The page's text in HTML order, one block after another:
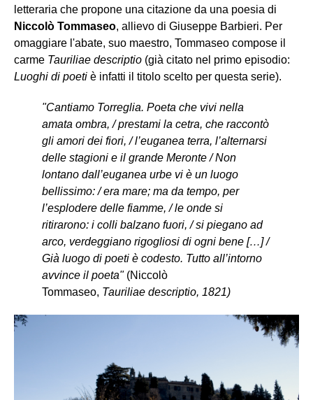
letteraria che propone una citazione da una poesia di
Niccolò Tommaseo, allievo di Giuseppe Barbieri. Per
omaggiare l'abate, suo maestro, Tommaseo compose il
carme Tauriliae descriptio (già citato nel primo episodio:
Luoghi di poeti è infatti il titolo scelto per questa serie).
"Cantiamo Torreglia. Poeta che vivi nella
amata ombra, / prestami la cetra, che raccontò
gli amori dei fiori, / l’euganea terra, l’alternarsi
delle stagioni e il grande Meronte / Non
lontano dall’euganea urbe vi è un luogo
bellissimo: / era mare; ma da tempo, per
l’esplodere delle fiamme, / le onde si
ritirarono: i colli balzano fuori, / si piegano ad
arco, verdeggiano rigogliosi di ogni bene […] /
Già luogo di poeti è codesto. Tutto all’intorno
avvince il poeta" (Niccolò
Tommaseo, Tauriliae descriptio, 1821)